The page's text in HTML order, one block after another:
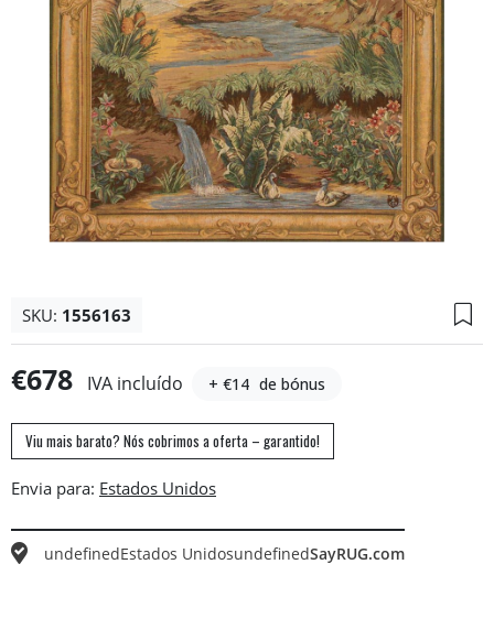
SKU: 1556163
€678 IVA incluído + €14 de bónus
Viu mais barato? Nós cobrimos a oferta – garantido!
Envia para:
undefinedEstados UnidosundefinedSayRUG.com